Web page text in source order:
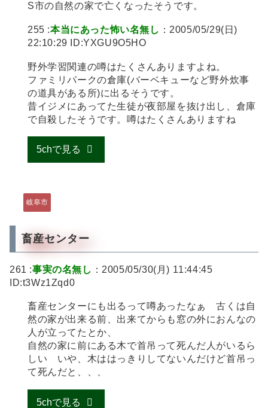
S市の自然の家で亡くなったそうです。
255 :本当にあった怖い名無し ：2005/05/29(日)
22:10:29 ID:YXGU9O5HO
野外学習関連の噂はたくさんありますよね。
ファミリパークの倉庫(バーベキューなど野外炊事
の道具がある所)に出るそうです。
昔イジメにあってた生徒が夜部屋を抜け出し、倉庫
で自殺したそうです。噂はたくさんありますね
5chで見る
岐阜市
畜産センター
261 :事実の名無し ：2005/05/30(月) 11:44:45
ID:t3Wz1Zqd0
畜産センターにも出るって噂あったなぁ 古くは自
然の家が出来る前、出来てからも窓の外におんなの
人が立ってたとか、
自然の家に前にある木で首吊って死んだ人がいるら
しい いや、木ははっきりしてないんだけど首吊っ
て死んだと、、、
5chで見る